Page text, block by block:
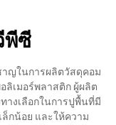
พีซี
าญในการผลิตวัสดุคอม
เมอร์พลาสติก ผู้ผลิต
างเลือกในการปูพื้นที่มี
กน้อย และให้ความ